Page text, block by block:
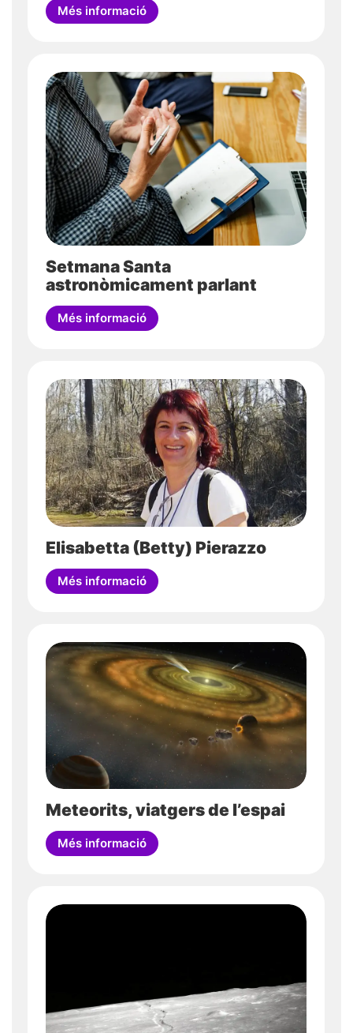
Més informació
Setmana Santa
astronòmicament parlant
Més informació
Elisabetta (Betty) Pierazzo
Més informació
Meteorits, viatgers de l’espai
Més informació